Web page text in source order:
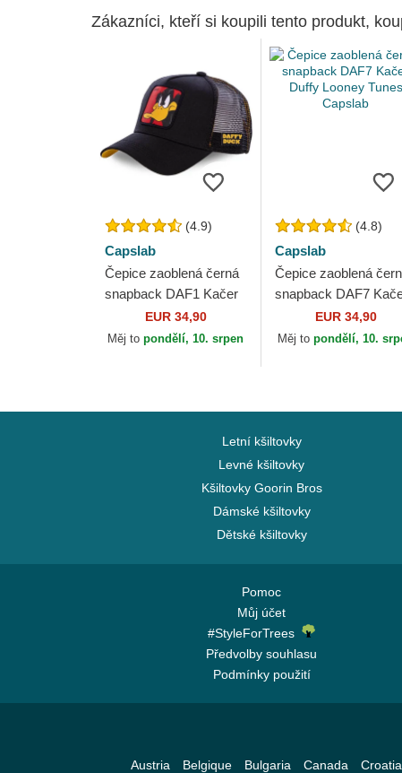
Zákazníci, kteří si koupili tento produkt,
(4.9)
Capslab
Čepice zaoblená černá
snapback DAF1 Kačer
Duffy Looney Tunes
Capslab
EUR 34,90
Měj topondělí, 10. srpen
(4.8)
Capslab
Čepice zaoblená
snapback DAF7
Duffy Looney Tunes
Capslab
EUR 34,90
Měj topondělí, 10.
Letní kšiltovky
Levné kšiltovky
Kšiltovky Goorin Bros
Dámské kšiltovky
Dětské kšiltovky
Pomoc
Můj účet
#StyleForTrees
Předvolby souhlasu
Podmínky použití
Austria Belgique Bulgaria Canada Croatia